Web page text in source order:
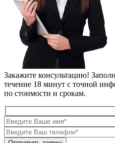
Закажите консультацию!
течение 18 минут с точной
по стоимости и срокам.